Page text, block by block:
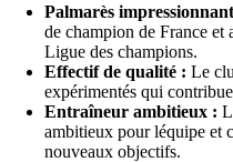
Palmarès
de champion de France et
Ligue des champions.
Effectif de qualité : Le
expérimentés qui
Entraîneur ambitieux :
ambitieux pour léquipe et
nouveaux objectifs.